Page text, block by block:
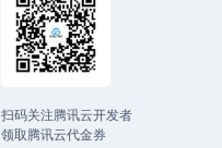
扫码关注腾讯云开发者
领取腾讯云代金券